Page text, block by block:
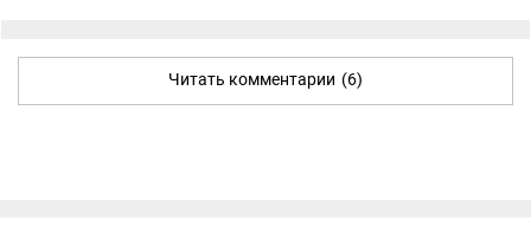
Читать комментарии (6)